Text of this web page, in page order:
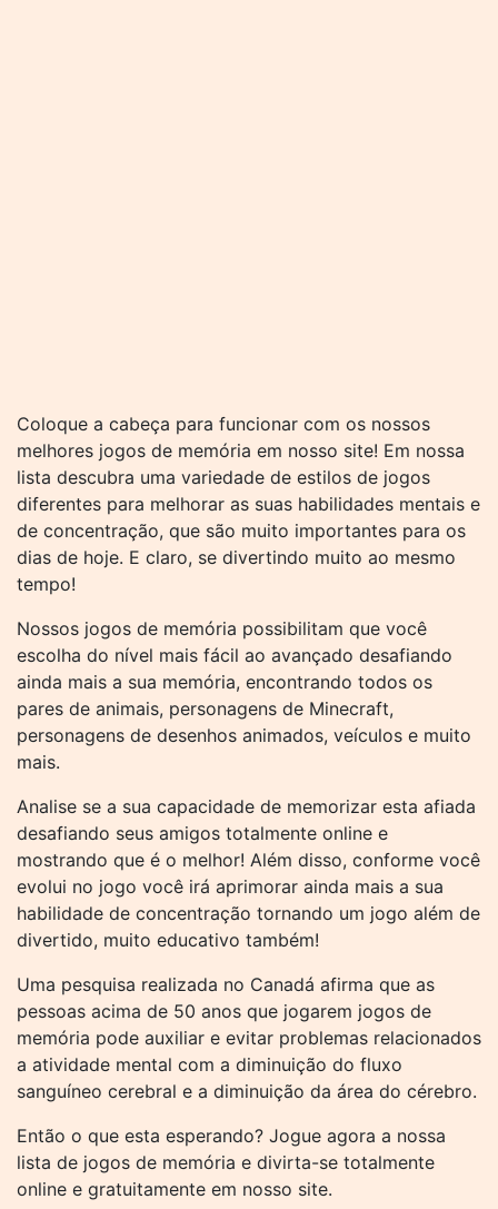
Coloque a cabeça para funcionar com os nossos
melhores jogos de memória em nosso site! Em nossa
lista descubra uma variedade de estilos de jogos
diferentes para melhorar as suas habilidades mentais e
de concentração, que são muito importantes para os
dias de hoje. E claro, se divertindo muito ao mesmo
tempo!
Nossos jogos de memória possibilitam que você
escolha do nível mais fácil ao avançado desafiando
ainda mais a sua memória, encontrando todos os
pares de animais, personagens de Minecraft,
personagens de desenhos animados, veículos e muito
mais.
Analise se a sua capacidade de memorizar esta afiada
desafiando seus amigos totalmente online e
mostrando que é o melhor! Além disso, conforme você
evolui no jogo você irá aprimorar ainda mais a sua
habilidade de concentração tornando um jogo além de
divertido, muito educativo também!
Uma pesquisa realizada no Canadá afirma que as
pessoas acima de 50 anos que jogarem jogos de
memória pode auxiliar e evitar problemas relacionados
a atividade mental com a diminuição do fluxo
sanguíneo cerebral e a diminuição da área do cérebro.
Então o que esta esperando? Jogue agora a nossa
lista de jogos de memória e divirta-se totalmente
online e gratuitamente em nosso site.